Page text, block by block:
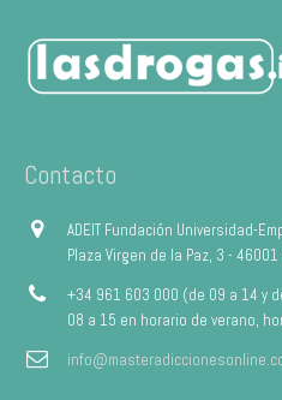
Contacto
ADEIT Fundación Universidad-
Plaza Virgen de la Paz, 3 -
+34 961 603 000 (de 09 a 14 y
08 a 15 en horario de verano,